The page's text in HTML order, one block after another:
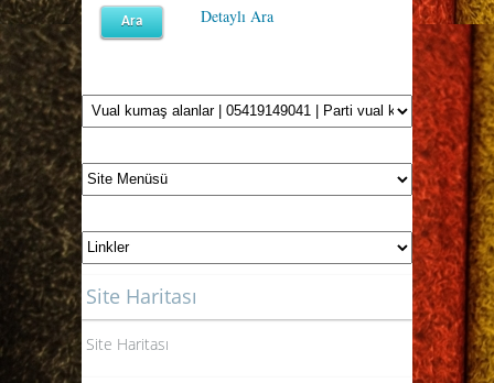
Detaylı Ara
Site Haritası
Site Haritası